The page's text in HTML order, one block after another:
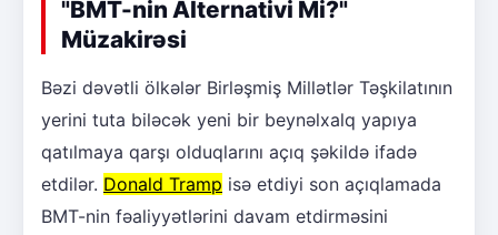
"BMT-nin Alternativi Mi?"
Müzakirəsi
Bəzi dəvətli ölkələr Birləşmiş Millətlər Təşkilatının
yerini tuta biləcək yeni bir beynəlxalq yapıya
qatılmaya qarşı olduqlarını açıq şəkildə ifadə
etdilər. Donald Tramp isə etdiyi son açıqlamada
BMT-nin fəaliyyətlərini davam etdirməsini